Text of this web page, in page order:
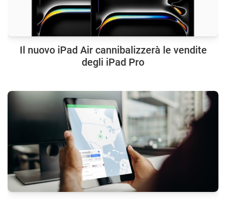
Il nuovo iPad Air cannibalizzerà le vendite
degli iPad Pro